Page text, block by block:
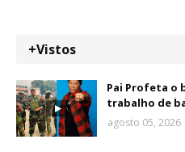
+Vistos
Pai Profeta o
trabalho de
agosto 05, 2026